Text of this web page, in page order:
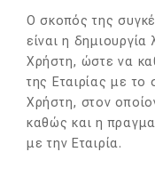
Ο σκοπός της
είναι η
Χρήστη, ώστε να
της Εταιρίας με το
Χρήστη, στον
καθώς και η
με την Εταιρία.